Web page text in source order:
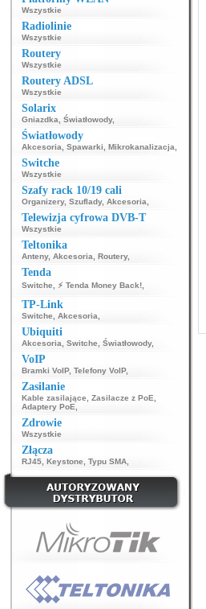
Wszystkie
Radiolinie
Wszystkie
Routery
Wszystkie
Routery ADSL
Wszystkie
Solarix
Gniazdka Światłowody,
Światłowody
Akcesoria Spawarki Mikrokanalizacja
Switche
Wszystkie
Szafy rack 10/19 cali
Organizery, Szuflady, Akcesoria
Telewizja cyfrowa DVB-T
Wszystkie
Teltonika
Anteny, Akcesoria Routery,
Tenda
Switche ⚡ Tenda Money Back!
TP-Link
Switche Akcesoria
Ubiquiti
Akcesoria Switche Światłowody,
VoIP
Bramki VoIP, Telefony VoIP,
Zasilanie
Kable zasilające Zasilacze z PoE
Adaptery PoE
Zdrowie
Wszystkie
Złącza
RJ45 Keystone Typu SMA